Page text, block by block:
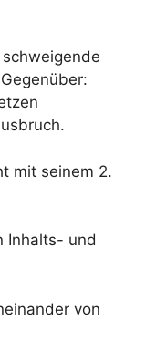
mit seinem 2.
Inhalts- und
von